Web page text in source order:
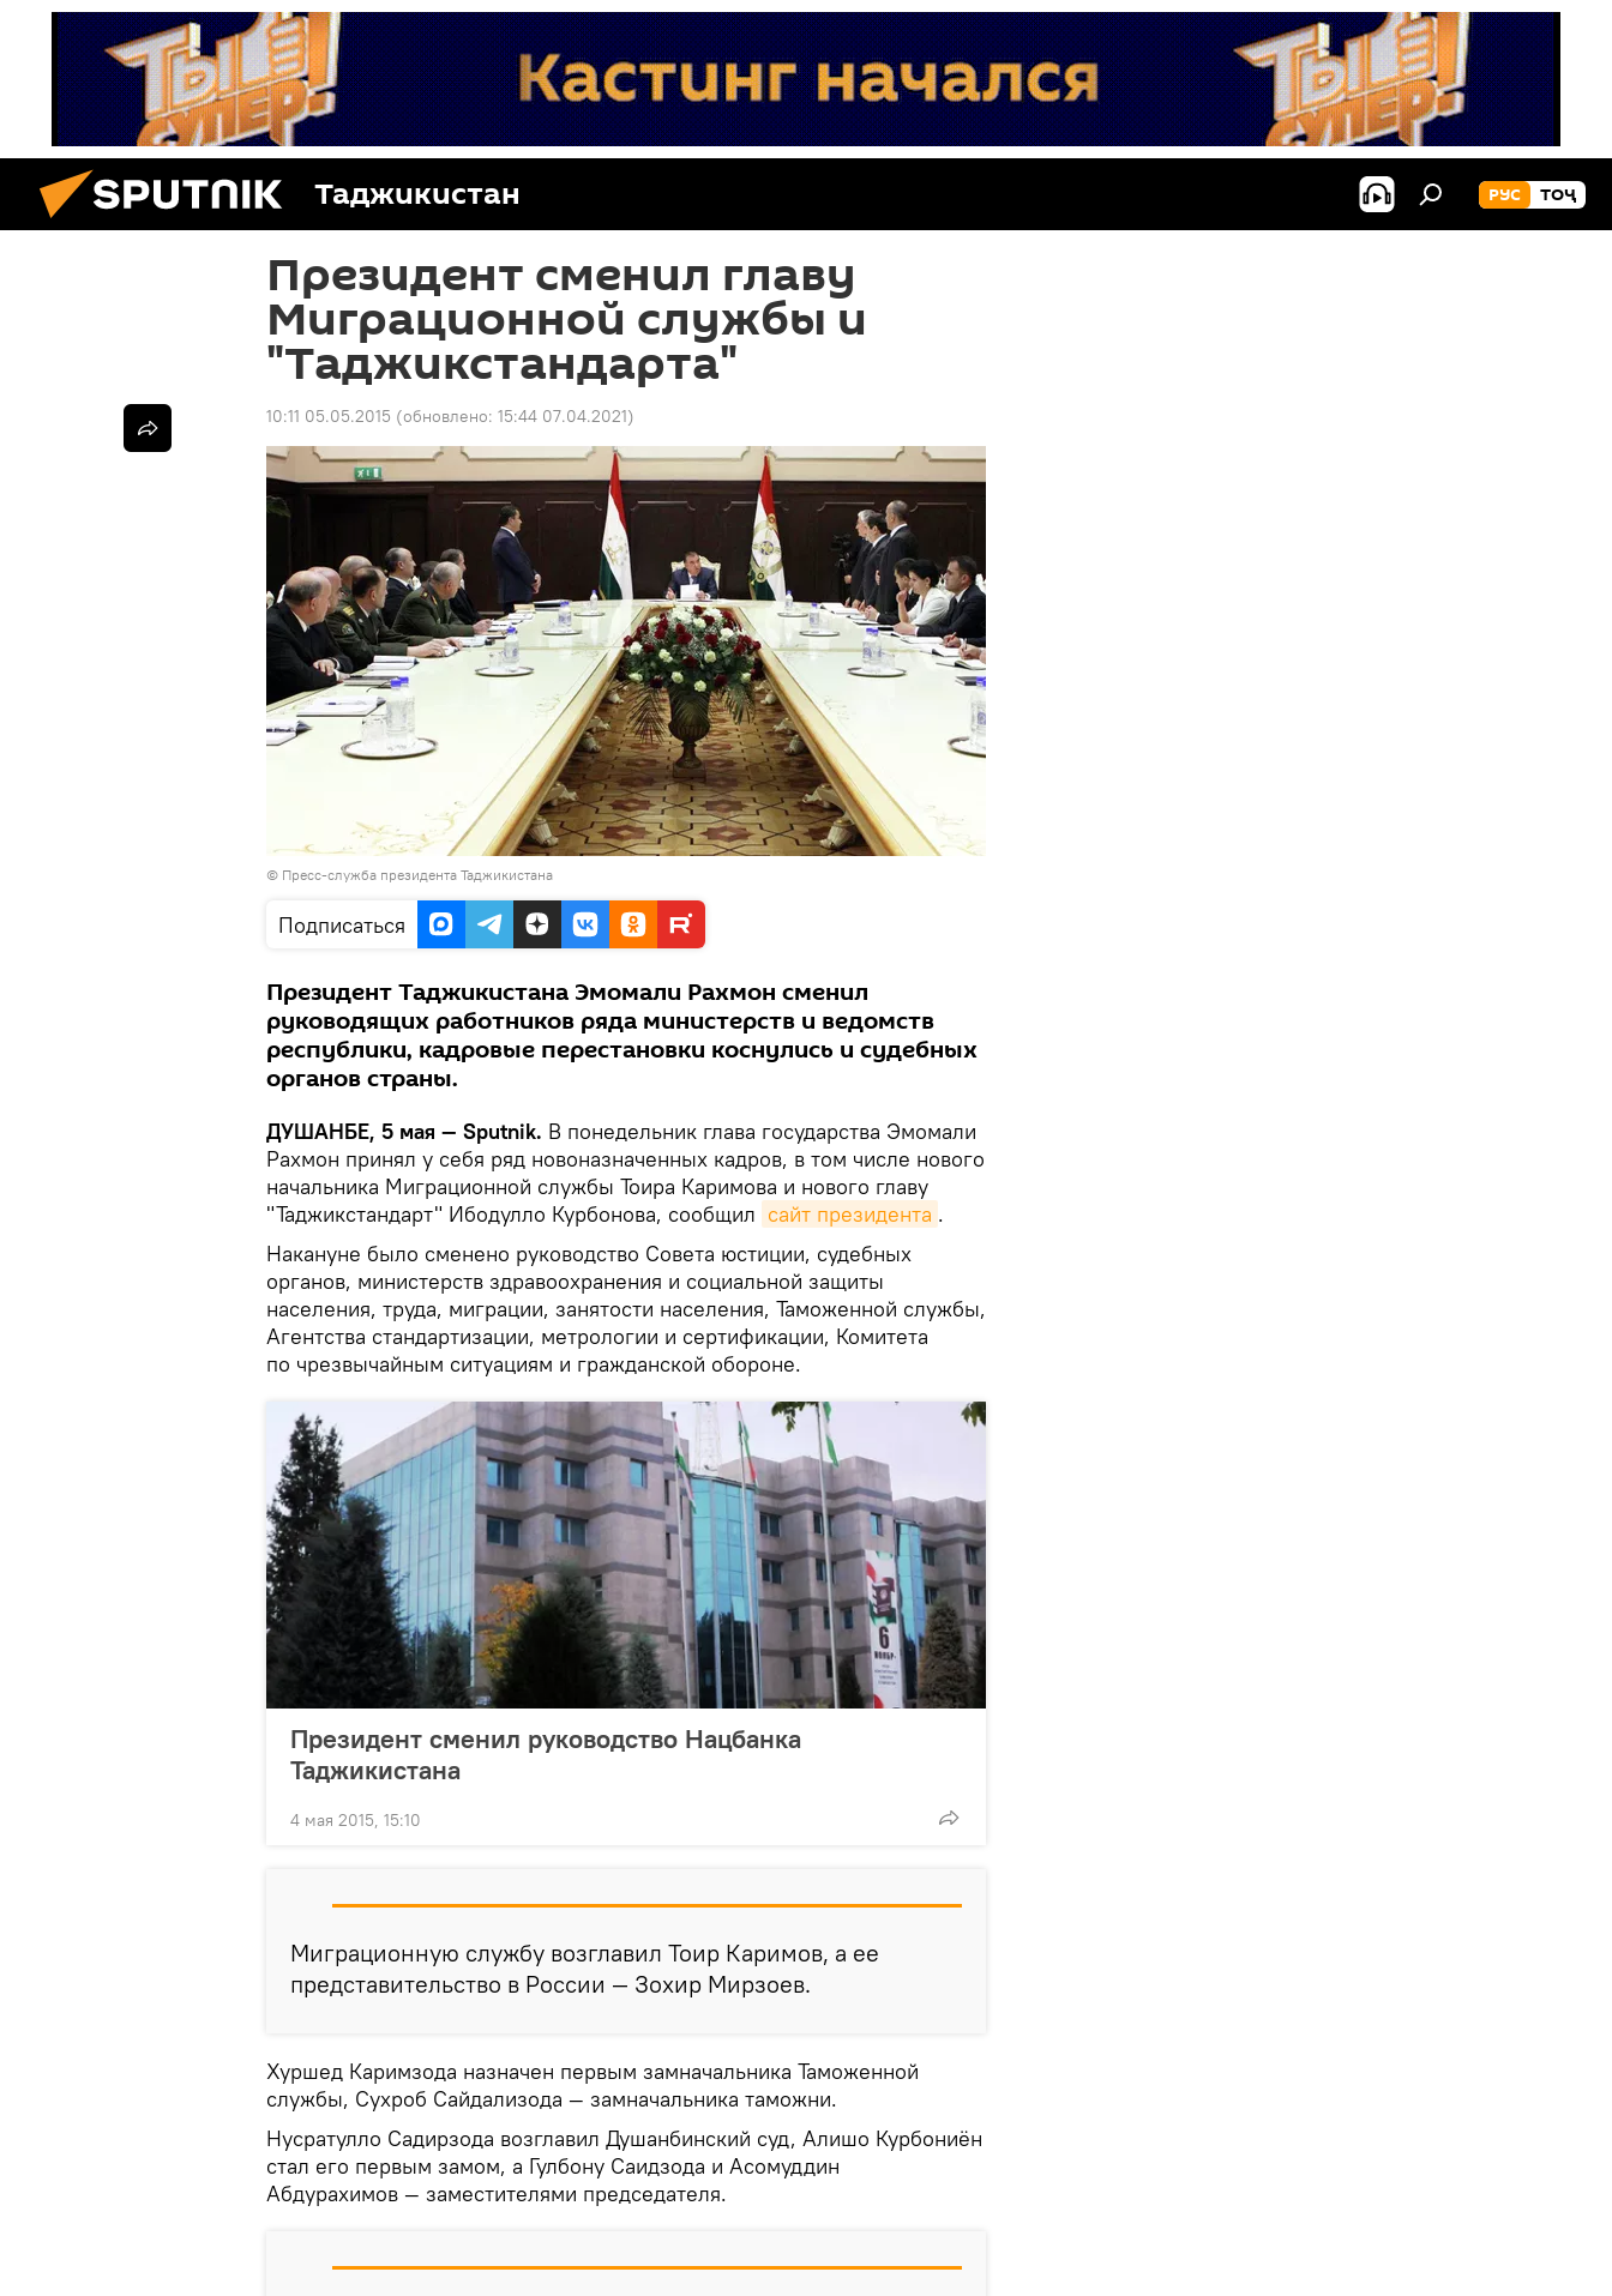
Таджикистан РУС ТОҶ
Президент сменил главу
Миграционной службы и
"Таджикстандарта"
10:11 05.05.2015 (обновлено: 15:44 07.04.2021)
© Пресс-служба президента Таджикистана
Подписаться
Президент Таджикистана Эмомали Рахмон сменил
руководящих работников ряда министерств и ведомств
республики, кадровые перестановки коснулись и судебных
органов страны.
ДУШАНБЕ, 5 мая — Sputnik. В понедельник глава государства Эмомали
Рахмон принял у себя ряд новоназначенных кадров, в том числе нового
начальника Миграционной службы Тоира Каримова и нового главу
"Таджикстандарт" Ибодулло Курбонова, сообщил сайт президента .
Накануне было сменено руководство Совета юстиции, судебных
органов, министерств здравоохранения и социальной защиты
населения, труда, миграции, занятости населения, Таможенной службы,
Агентства стандартизации, метрологии и сертификации, Комитета
по чрезвычайным ситуациям и гражданской обороне.
Президент сменил руководство Нацбанка
Таджикистана
4 мая 2015, 15:10
Миграционную службу возглавил Тоир Каримов, а ее
представительство в России — Зохир Мирзоев.
Хуршед Каримзода назначен первым замначальника Таможенной
службы, Сухроб Сайдализода — замначальника таможни.
Нусратулло Садирзода возглавил Душанбинский суд, Алишо Курбониён
стал его первым замом, а Гулбону Саидзода и Асомуддин
Абдурахимов — заместителями председателя.